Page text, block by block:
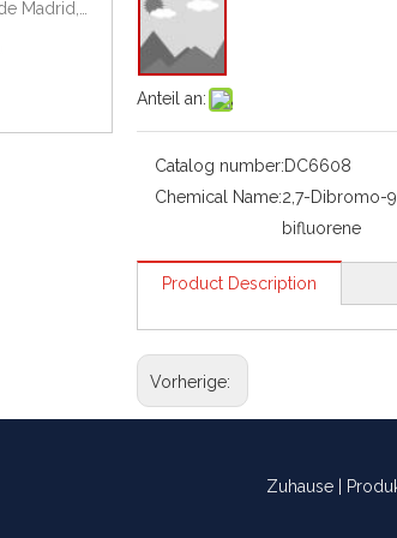
Anteil an:
Catalog number:DC6608
Chemical Name:2,7-Dibromo-
bifluorene
Product Description
Vorherige:
Zuhause